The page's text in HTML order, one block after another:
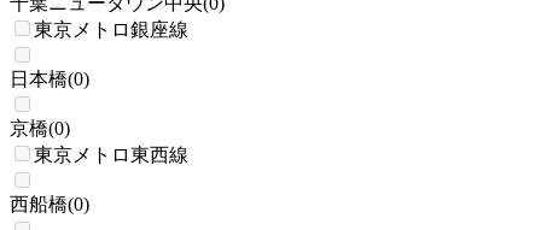
東京メトロ銀座線
日本橋(0)
京橋(0)
東京メトロ東西線
西船橋(0)